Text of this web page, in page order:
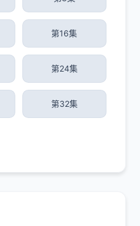
第16集
第24集
第32集